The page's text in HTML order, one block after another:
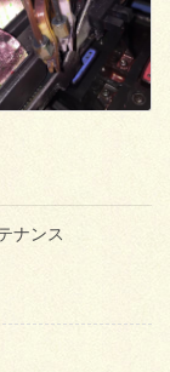
ナンス